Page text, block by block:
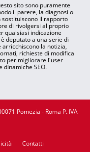
sito sono puramente
il parere, la diagnosi o
il rapporto
di rivolgersi al proprio
qualsiasi indicazione
deputato a una serie di
la notizia,
richieste di modifica
per migliorare l'user
dinamiche SEO.
Pomezia - Roma P. IVA
Contatti